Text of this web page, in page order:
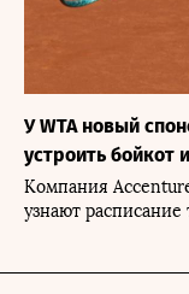
У WTA новый
устроить бойкот
Компания
узнают расписание